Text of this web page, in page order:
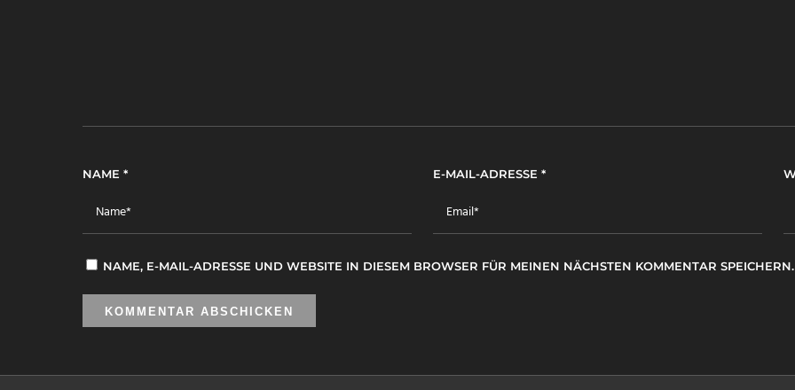
NAME * E-MAIL-ADRESSE *
NAME, E-MAIL-ADRESSE UND WEBSITE IN DIESEM BROWSER FÜR MEINEN NÄCHSTEN KOMMENTAR SPEICHERN.